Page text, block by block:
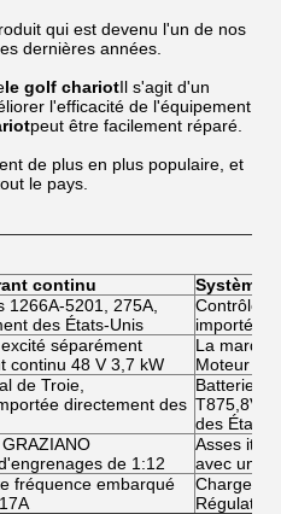
qui est devenu l'un de nos
dernières années.
le golf chariotIl s'agit d'un
l'efficacité de l'équipement
peut être facilement réparé.
de plus en plus populaire, et
le pays.
continu
Système
1266A-5201, 275A,
des États-Unis
Contrôleur
importé
séparément
continu 48 V 3,7 kW
La
Moteur à
de Troie,
directement des
Batterie
des États-
de 1:12
Asses
avec une
fréquence embarqué
Chargeur